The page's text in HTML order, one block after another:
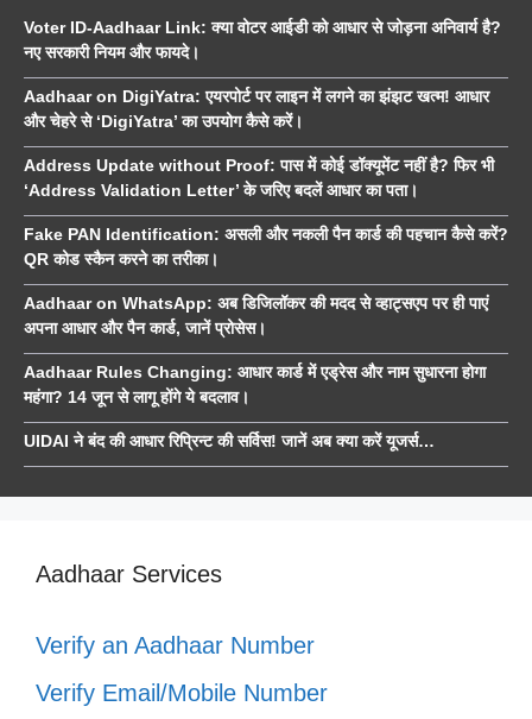
Voter ID-Aadhaar Link: क्या वोटर आईडी को आधार से जोड़ना अनिवार्य है?
नए सरकारी नियम और फायदे।
Aadhaar on DigiYatra: एयरपोर्ट पर लाइन में लगने का झंझट खत्म! आधार
और चेहरे से ‘DigiYatra’ का उपयोग कैसे करें।
Address Update without Proof: पास में कोई डॉक्यूमेंट नहीं है? फिर भी
‘Address Validation Letter’ के जरिए बदलें आधार का पता।
Fake PAN Identification: असली और नकली पैन कार्ड की पहचान कैसे करें?
QR कोड स्कैन करने का तरीका।
Aadhaar on WhatsApp: अब डिजिलॉकर की मदद से व्हाट्सएप पर ही पाएं
अपना आधार और पैन कार्ड, जानें प्रोसेस।
Aadhaar Rules Changing: आधार कार्ड में एड्रेस और नाम सुधारना होगा
महंगा? 14 जून से लागू होंगे ये बदलाव।
UIDAI ने बंद की आधार रिप्रिन्ट की सर्विस! जानें अब क्या करें यूजर्स…
Aadhaar Services
Verify an Aadhaar Number
Verify Email/Mobile Number